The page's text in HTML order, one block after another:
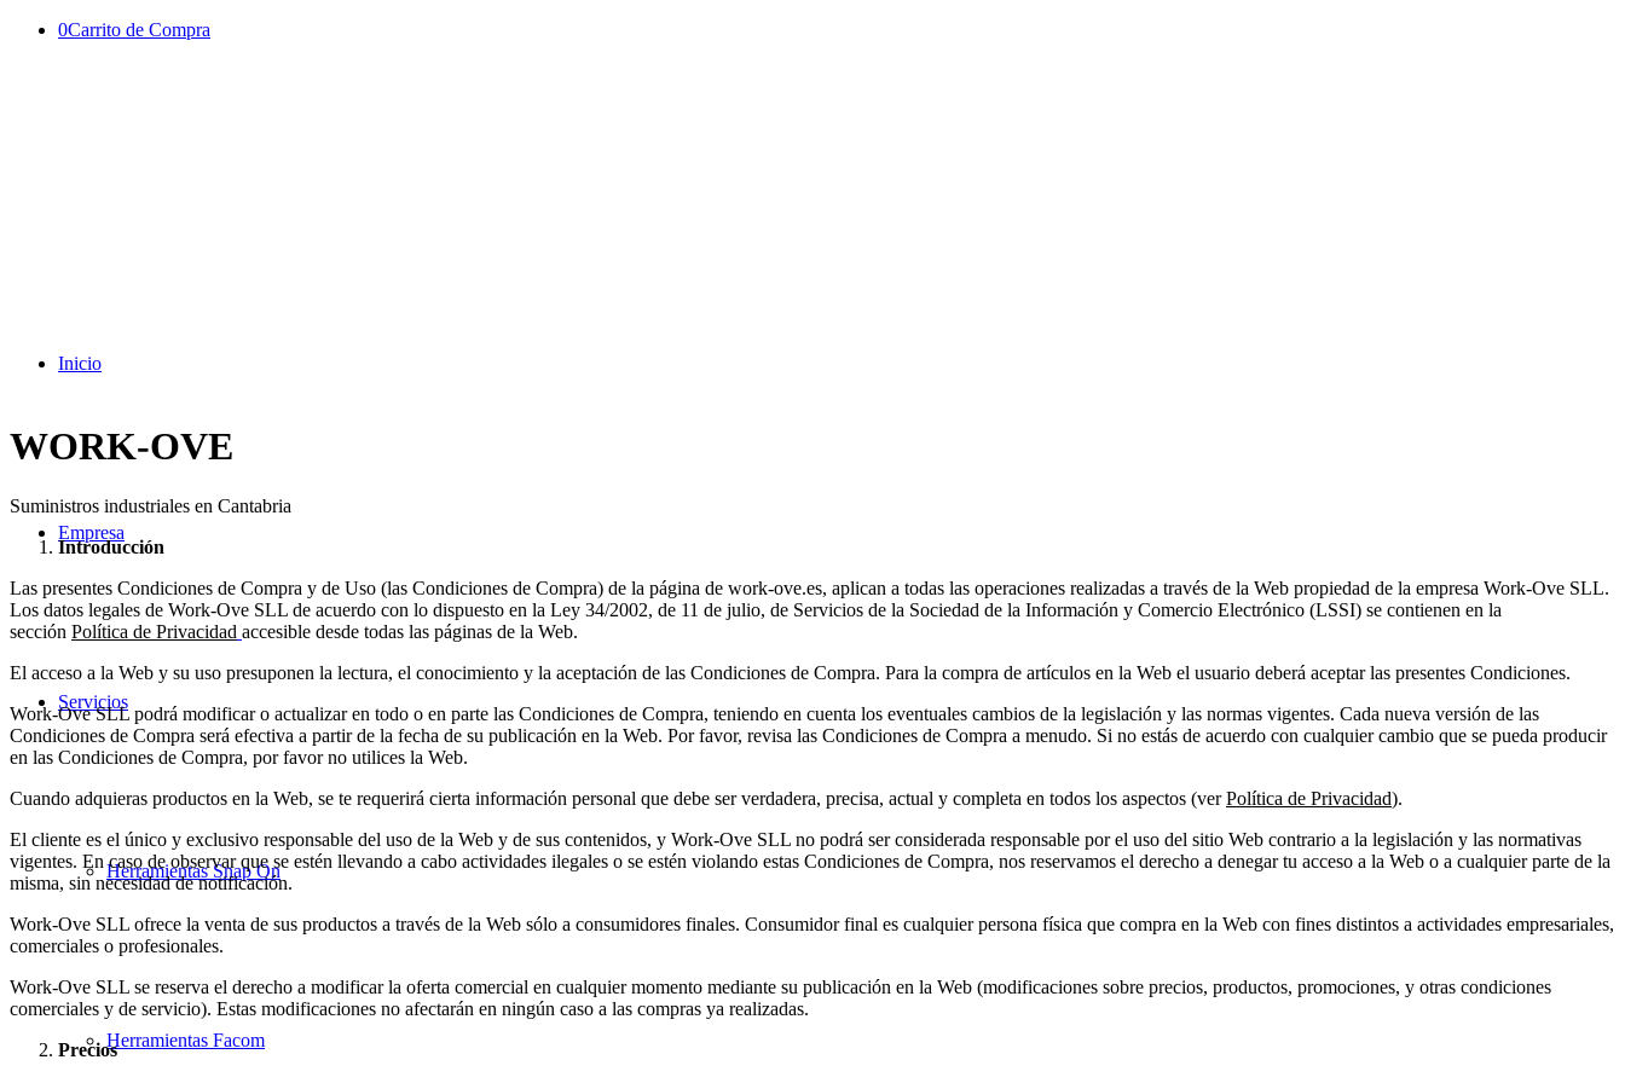
0Carrito de Compra
Inicio
Empresa
Servicios
Herramientas Snap On
Herramientas Facom
WORK-OVE
Suministros industriales en Cantabria
Introducción
Las presentes Condiciones de Compra y de Uso (las Condiciones de Compra) de la página de work-ove.es, aplican a todas las operaciones realizadas a través de la Web propiedad de la empresa Work-Ove SLL.
Los datos legales de Work-Ove SLL de acuerdo con lo dispuesto en la Ley 34/2002, de 11 de julio, de Servicios de la Sociedad de la Información y Comercio Electrónico (LSSI) se contienen en la
sección Política de Privacidad accesible desde todas las páginas de la Web.
El acceso a la Web y su uso presuponen la lectura, el conocimiento y la aceptación de las Condiciones de Compra. Para la compra de artículos en la Web el usuario deberá aceptar las presentes Condiciones.
Work-Ove SLL podrá modificar o actualizar en todo o en parte las Condiciones de Compra, teniendo en cuenta los eventuales cambios de la legislación y las normas vigentes. Cada nueva versión de las
Condiciones de Compra será efectiva a partir de la fecha de su publicación en la Web. Por favor, revisa las Condiciones de Compra a menudo. Si no estás de acuerdo con cualquier cambio que se pueda producir
en las Condiciones de Compra, por favor no utilices la Web.
Cuando adquieras productos en la Web, se te requerirá cierta información personal que debe ser verdadera, precisa, actual y completa en todos los aspectos (verPolítica de Privacidad).
El cliente es el único y exclusivo responsable del uso de la Web y de sus contenidos, y Work-Ove SLL no podrá ser considerada responsable por el uso del sitio Web contrario a la legislación y las normativas
vigentes. En caso de observar que se estén llevando a cabo actividades ilegales o se estén violando estas Condiciones de Compra, nos reservamos el derecho a denegar tu acceso a la Web o a cualquier parte de la
misma, sin necesidad de notificación.
Work-Ove SLL ofrece la venta de sus productos a través de la Web sólo a consumidores finales. Consumidor final es cualquier persona física que compra en la Web con fines distintos a actividades empresariales,
comerciales o profesionales.
Work-Ove SLL se reserva el derecho a modificar la oferta comercial en cualquier momento mediante su publicación en la Web (modificaciones sobre precios, productos, promociones, y otras condiciones
comerciales y de servicio). Estas modificaciones no afectarán en ningún caso a las compras ya realizadas.
Precios